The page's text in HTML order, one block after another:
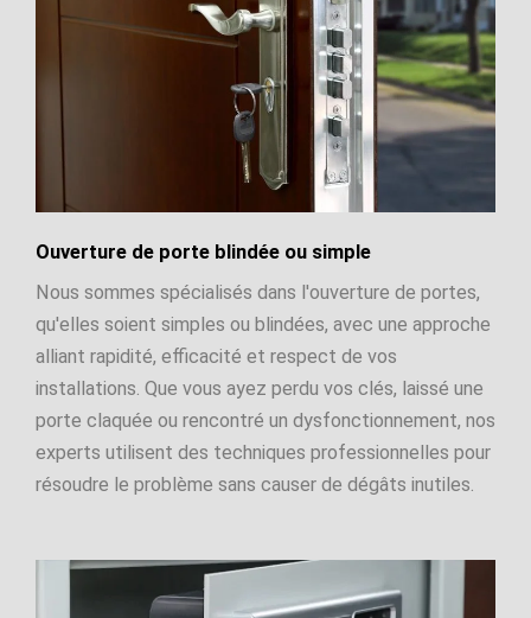
Ouverture de porte blindée ou simple
Nous sommes spécialisés dans l'ouverture de portes,
qu'elles soient simples ou blindées, avec une approche
alliant rapidité, efficacité et respect de vos
installations. Que vous ayez perdu vos clés, laissé une
porte claquée ou rencontré un dysfonctionnement, nos
experts utilisent des techniques professionnelles pour
résoudre le problème sans causer de dégâts inutiles.